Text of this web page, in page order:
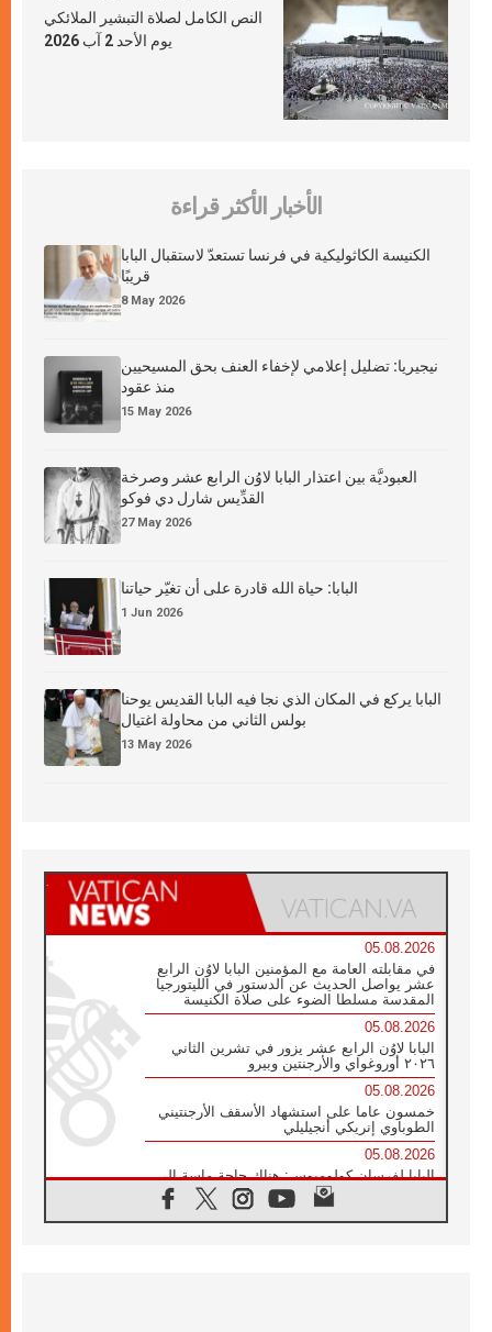
النص الكامل لصلاة التبشير الملائكي
يوم الأحد 2 آب 2026
الأخبار الأكثر قراءة
الكنيسة الكاثوليكية في فرنسا تستعدّ لاستقبال البابا
قريبًا
8 May 2026
نيجيريا: تضليل إعلامي لإخفاء العنف بحق المسيحيين
منذ عقود
15 May 2026
العبوديَّة بين اعتذار البابا لاوُن الرابع عشر وصرخة
القدِّيس شارل دي فوكو
27 May 2026
البابا: حياة الله قادرة على أن تغيّر حياتنا
1 Jun 2026
البابا يركع في المكان الذي نجا فيه البابا القديس يوحنا
بولس الثاني من محاولة اغتيال
13 May 2026
05.08.2026
في مقابلته العامة مع المؤمنين البابا لاوُن الرابع
عشر يواصل الحديث عن الدستور في الليتورجيا
المقدسة مسلطا الضوء على صلاة الكنيسة
05.08.2026
البابا لاوُن الرابع عشر يزور في تشرين الثاني
٢٠٢٦ أوروغواي والأرجنتين وبيرو
05.08.2026
خمسون عاما على استشهاد الأسقف الأرجنتيني
الطوباوي إنريكي أنجيليلي
05.08.2026
البابا لفرسان كولومبوس: هناك حاجة ماسة إلى
أنبياء تناغم يسعون إلى بناء الجسور
04.08.2026